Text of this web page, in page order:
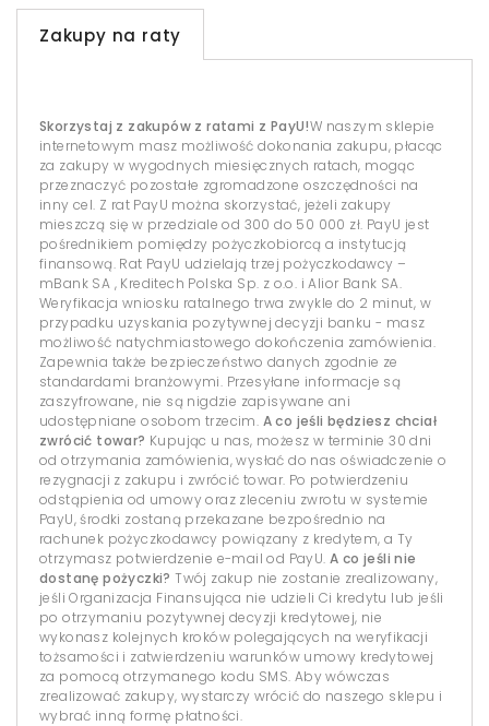
Zakupy na raty
Skorzystaj z zakupów z ratami z PayU!W naszym sklepie
internetowym masz możliwość dokonania zakupu, płacąc
za zakupy w wygodnych miesięcznych ratach, mogąc
przeznaczyć pozostałe zgromadzone oszczędności na
inny cel. Z rat PayU można skorzystać, jeżeli zakupy
mieszczą się w przedziale od 300 do 50 000 zł. PayU jest
pośrednikiem pomiędzy pożyczkobiorcą a instytucją
finansową. Rat PayU udzielają trzej pożyczkodawcy –
mBank SA , Kreditech Polska Sp. z o.o. i Alior Bank SA.
Weryfikacja wniosku ratalnego trwa zwykle do 2 minut, w
przypadku uzyskania pozytywnej decyzji banku - masz
możliwość natychmiastowego dokończenia zamówienia.
Zapewnia także bezpieczeństwo danych zgodnie ze
standardami branżowymi. Przesyłane informacje są
zaszyfrowane, nie są nigdzie zapisywane ani
udostępniane osobom trzecim. A co jeśli będziesz chciał
zwrócić towar? Kupując u nas, możesz w terminie 30 dni
od otrzymania zamówienia, wysłać do nas oświadczenie o
rezygnacji z zakupu i zwrócić towar. Po potwierdzeniu
odstąpienia od umowy oraz zleceniu zwrotu w systemie
PayU, środki zostaną przekazane bezpośrednio na
rachunek pożyczkodawcy powiązany z kredytem, a Ty
otrzymasz potwierdzenie e-mail od PayU. A co jeśli nie
dostanę pożyczki? Twój zakup nie zostanie zrealizowany,
jeśli Organizacja Finansująca nie udzieli Ci kredytu lub jeśli
po otrzymaniu pozytywnej decyzji kredytowej, nie
wykonasz kolejnych kroków polegających na weryfikacji
tożsamości i zatwierdzeniu warunków umowy kredytowej
za pomocą otrzymanego kodu SMS. Aby wówczas
zrealizować zakupy, wystarczy wrócić do naszego sklepu i
wybrać inną formę płatności.